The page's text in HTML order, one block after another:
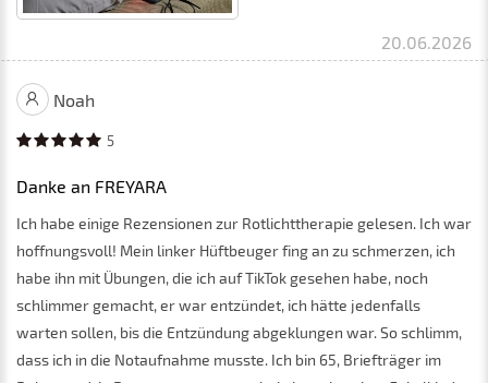
20.06.2026
Noah
5
Danke an FREYARA
Ich habe einige Rezensionen zur Rotlichttherapie gelesen. Ich war
hoffnungsvoll! Mein linker Hüftbeuger fing an zu schmerzen, ich
habe ihn mit Übungen, die ich auf TikTok gesehen habe, noch
schlimmer gemacht, er war entzündet, ich hätte jedenfalls
warten sollen, bis die Entzündung abgeklungen war. So schlimm,
dass ich in die Notaufnahme musste. Ich bin 65, Briefträger im